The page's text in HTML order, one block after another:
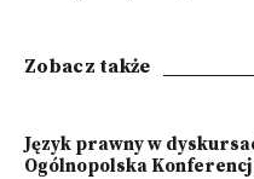
Zobacz także
Język prawny w
Ogólnopolska